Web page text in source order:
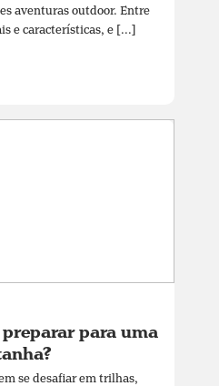
aventuras outdoor. Entre
e características, e [...]
preparar para uma
se desafiar em trilhas,